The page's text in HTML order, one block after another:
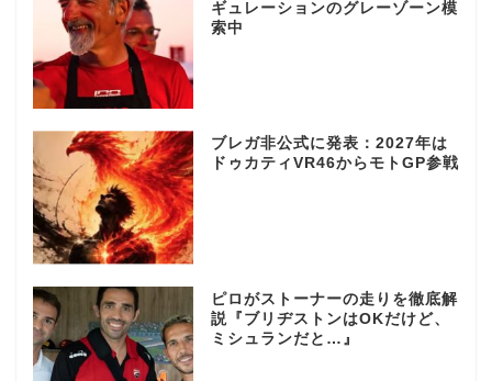
ギュレーションのグレーゾーン模
索中
ブレガ非公式に発表：2027年は
ドゥカティVR46からモトGP参戦
ピロがストーナーの走りを徹底解
説『ブリヂストンはOKだけど、
ミシュランだと…』